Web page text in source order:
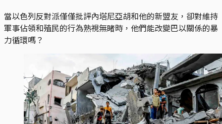
當以色列反對派僅僅批評內塔尼亞胡和他的新盟友，卻對維持
軍事佔領和殖民的行為熟視無睹時，他們能改變巴以關係的暴
力循環嗎？